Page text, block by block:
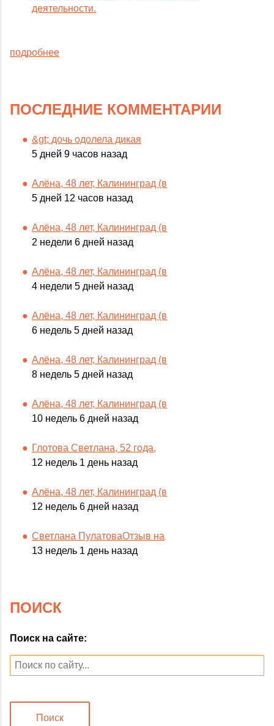
деятельности.
подробнее
ПОСЛЕДНИЕ КОММЕНТАРИИ
&gt; дочь одолела дикая
5 дней 9 часов назад
Алёна, 48 лет, Калининград (в
5 дней 12 часов назад
Алёна, 48 лет, Калининград (в
2 недели 6 дней назад
Алёна, 48 лет, Калининград (в
4 недели 5 дней назад
Алёна, 48 лет, Калининград (в
6 недель 5 дней назад
Алёна, 48 лет, Калининград (в
8 недель 5 дней назад
Алёна, 48 лет, Калининград (в
10 недель 6 дней назад
Глотова Светлана, 52 года,
12 недель 1 день назад
Алёна, 48 лет, Калининград (в
12 недель 6 дней назад
Светлана ПулатоваОтзыв на
13 недель 1 день назад
ПОИСК
Поиск на сайте:
Поиск